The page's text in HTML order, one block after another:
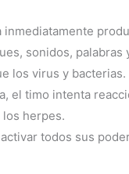
sonidos,
los virus y bacterias.
el timo intenta
los herpes.
todos sus